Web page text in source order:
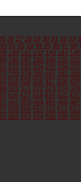
26 27 28 29 30 31 32 33
90 91 92 93 94 95 96 97 98
140 141 142 143 144 145
186 187 188 189 190 191
232 233 234 235 236 237
278 279 280 281 282 283
324 325 326 327 328 329
370 371 372 373 374 375
416 417 418 419 420 421
462 463 464 465 466 467
508 509 510 511 512 513
552 553 554 555 556 557